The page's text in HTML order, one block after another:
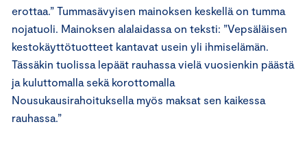
erottaa.” Tummasävyisen mainoksen keskellä on tumma
nojatuoli. Mainoksen alalaidassa on teksti: ”Vepsäläisen
kestokäyttötuotteet kantavat usein yli ihmiselämän.
Tässäkin tuolissa lepäät rauhassa vielä vuosienkin päästä
ja kuluttomalla sekä korottomalla
Nousukausirahoituksella myös maksat sen kaikessa
rauhassa.”